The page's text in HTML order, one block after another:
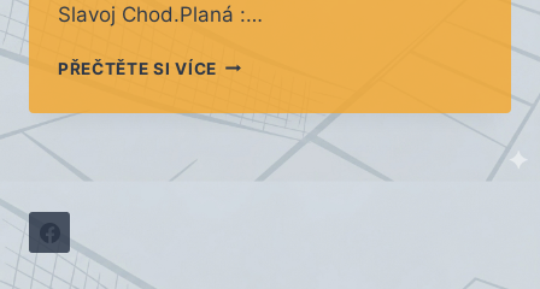
Slavoj Chod.Planá :…
PŘEČTĚTE SI VÍCEVÝSLEDKY
KOLO